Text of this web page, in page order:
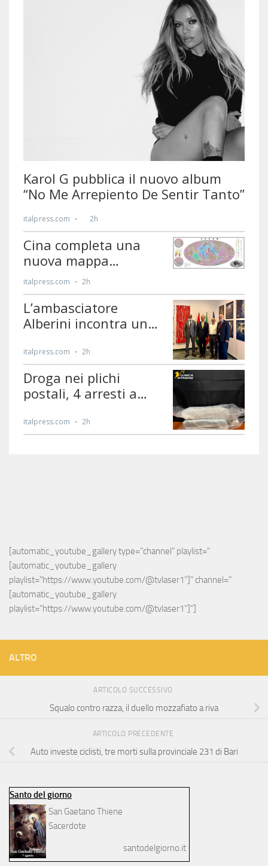
[automatic_youtube_gallery type="channel" playlist="
[automatic_youtube_gallery
playlist="https://www.youtube.com/@tvlaser1"]" channel="
[automatic_youtube_gallery
playlist="https://www.youtube.com/@tvlaser1"]"]
ALTRO
ARTICOLO SUCCESSIVO
Squalo contro razza, il duello mozzafiato a riva
ARTICOLO PRECEDENTE
Auto investe ciclisti, tre morti sulla provinciale 231 di Bari
Santo del giorno
San Gaetano Thiene
Sacerdote
santodelgiorno.it